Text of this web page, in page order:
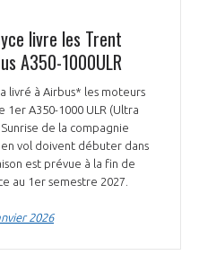
livre les Trent
A350-1000ULR
livré à Airbus* les moteurs
A350-1000 ULR (Ultra
de la compagnie
en vol doivent débuter dans
est prévue à la fin de
au 1er semestre 2027.
2026